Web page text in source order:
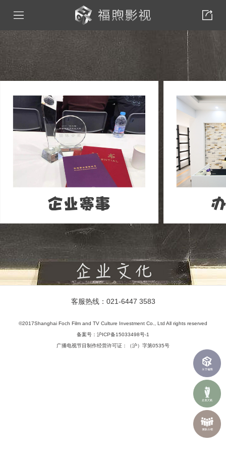
客服热线：021-6447 3583
©2017Shanghai Foch Film and TV Culture Investment Co., Ltd All rights reserved
备案号：沪ICP备15033498号-1
广播电视节目制作经营许可证：（沪）字第0535号